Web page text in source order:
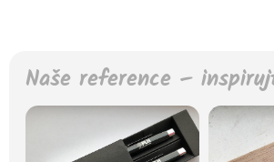
Naše reference –